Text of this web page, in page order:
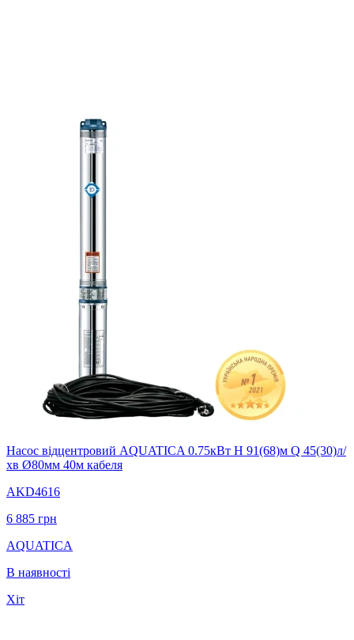
Насос відцентровий AQUATICA 0.75кВт H 91(68)м Q 45(30)л/
хв Ø80мм 40м кабеля
AKD4616
6 885 грн
AQUATICA
В наявності
Хіт